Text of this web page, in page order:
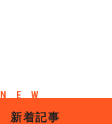
新着記事